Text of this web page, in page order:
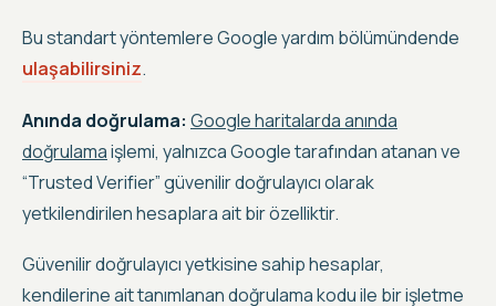
Bu standart yöntemlere Google yardım bölümündende
ulaşabilirsiniz.
Anında doğrulama: Google haritalarda anında
doğrulamaişlemi, yalnızca Google tarafından atanan ve
“Trusted Verifier”güvenilir doğrulayıcı olarak
yetkilendirilen hesaplara ait bir özelliktir.
Güvenilir doğrulayıcı yetkisine sahip hesaplar,
kendilerine ait tanımlanan doğrulama kodu ile bir işletme